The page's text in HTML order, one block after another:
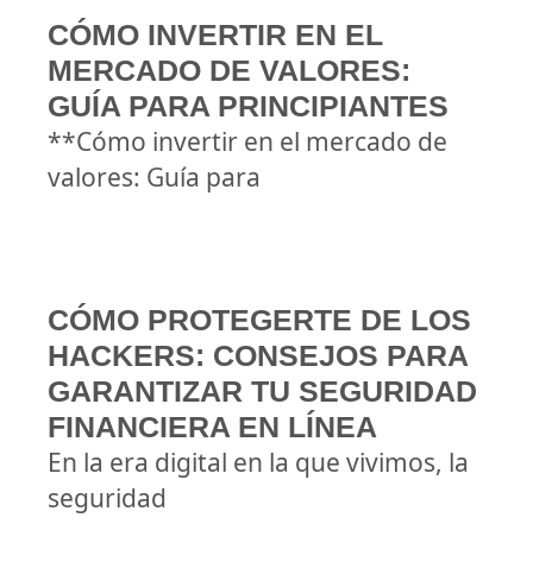
CÓMO INVERTIR EN EL
MERCADO DE VALORES:
GUÍA PARA PRINCIPIANTES
**Cómo invertir en el mercado de
valores: Guía para
CÓMO PROTEGERTE DE LOS
HACKERS: CONSEJOS PARA
GARANTIZAR TU SEGURIDAD
FINANCIERA EN LÍNEA
En la era digital en la que vivimos, la
seguridad